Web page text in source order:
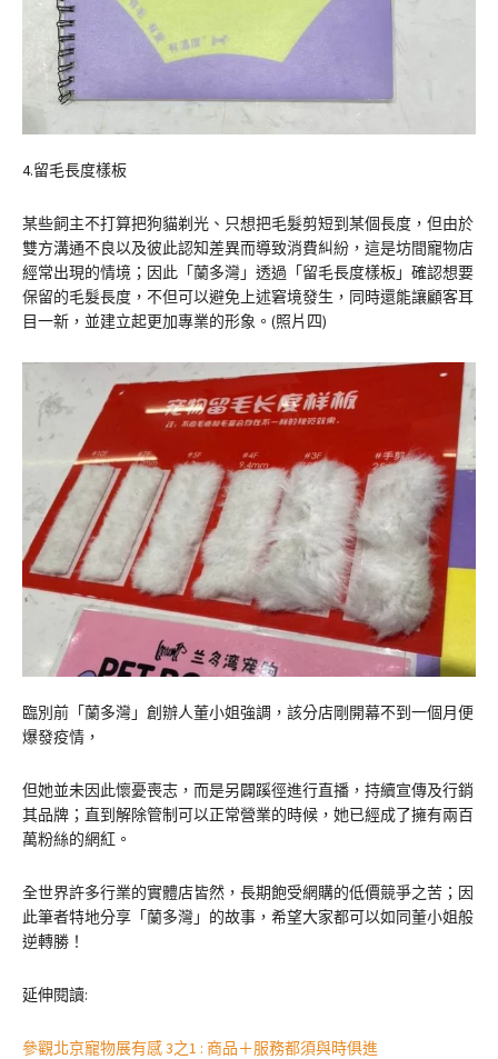
4.留毛長度樣板
某些飼主不打算把狗貓剃光、只想把毛髮剪短到某個長度，但由於
雙方溝通不良以及彼此認知差異而導致消費糾紛，這是坊間寵物店
經常出現的情境；因此「蘭多灣」透過「留毛長度樣板」確認想要
保留的毛髮長度，不但可以避免上述窘境發生，同時還能讓顧客耳
目一新，並建立起更加專業的形象。(照片四)
臨別前「蘭多灣」創辦人董小姐強調，該分店剛開幕不到一個月便
爆發疫情，
但她並未因此懷憂喪志，而是另闢蹊徑進行直播，持續宣傳及行銷
其品牌；直到解除管制可以正常營業的時候，她已經成了擁有兩百
萬粉絲的網紅。
全世界許多行業的實體店皆然，長期飽受網購的低價競爭之苦；因
此筆者特地分享「蘭多灣」的故事，希望大家都可以如同董小姐般
逆轉勝！
延伸閱讀:
參觀北京寵物展有感 3之1 : 商品＋服務都須與時俱進